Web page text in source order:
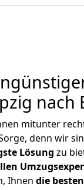
nach
mitunter
denn wir
Lösung zu
Ihnen die